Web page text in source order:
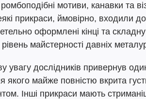
ромбоподібні мотиви, канавки та
прикраси, ймовірно, входили
оформлені кінці та
майстерності давніх
увагу дослідників привернув
якого майже повністю вкрита
Інші прикраси мають